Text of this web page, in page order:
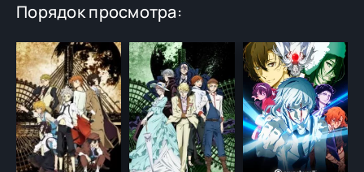
Порядок просмотра: